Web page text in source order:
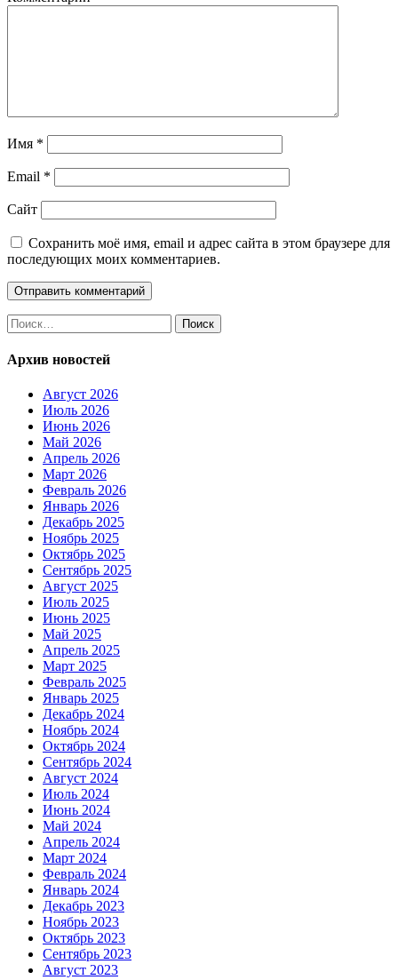
Имя *
Email *
Сайт
Сохранить моё имя, email и адрес сайта в этом браузере для
последующих моих комментариев.
Найти:
Архив новостей
Август 2026
Июль 2026
Июнь 2026
Май 2026
Апрель 2026
Март 2026
Февраль 2026
Январь 2026
Декабрь 2025
Ноябрь 2025
Октябрь 2025
Сентябрь 2025
Август 2025
Июль 2025
Июнь 2025
Май 2025
Апрель 2025
Март 2025
Февраль 2025
Январь 2025
Декабрь 2024
Ноябрь 2024
Октябрь 2024
Сентябрь 2024
Август 2024
Июль 2024
Июнь 2024
Май 2024
Апрель 2024
Март 2024
Февраль 2024
Январь 2024
Декабрь 2023
Ноябрь 2023
Октябрь 2023
Сентябрь 2023
Август 2023